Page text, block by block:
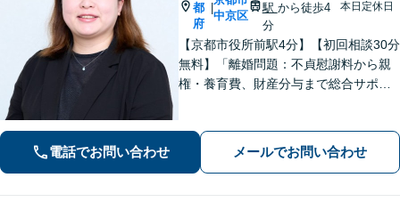
都
府
中京区
駅 から徒歩4
分
本日定休日
【京都市役所前駅4分】【初回相談30分
無料】「離婚問題：不貞慰謝料から親
権・養育費、財産分与まで総合サポー
えて諦める前に、まずはあなたのご希
望をお聞かせください【休日・夜間相
電話でお問い合わせ メールでお問い合わせ